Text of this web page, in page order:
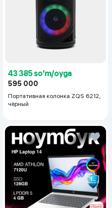
43 385 so'm/oyga
595 000
Портативная колонка ZQS 6212,
чёрный